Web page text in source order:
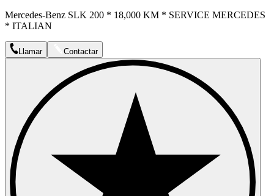
Mercedes-Benz SLK 200 * 18,000 KM * SERVICE MERCEDES
* ITALIAN
Llamar Contactar